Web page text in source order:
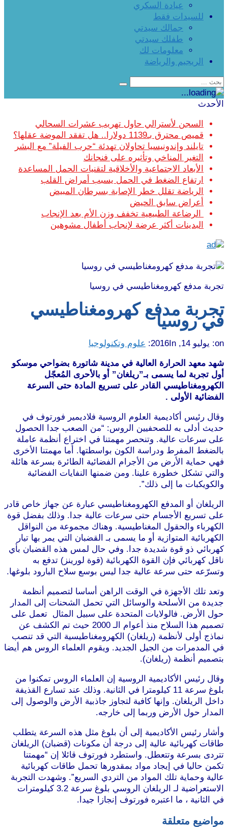
عيادة السكري
للسيدات فقط
جمالك سيدتي
طفلك سيدتي
معلومات لك
الريجيم والرياضة
الأحدث
السجن لأسترالي حاول تهريب عشرات السحالي
قميص محترق بـ1139 دولارا.. هل تفقد الموضة عقلها؟
تايلند وإندونيسيا تحاولان تهدئة “حرب الفيلة” مع البشر
التغير المناخي وتأثيره على فنجانك
الأبعاد الاجتماعية والأخلاقية لتقنيات الحمل المساعدة
ارتفاع الضغط في الحمل يسبب أمراض القلب
الرياضة تقلل خطر الإصابة بسرطان المبيض
أعراض سابق الحيض
الرضاعة الطبيعية تخفف وزن الأم بعد الإنجاب
البدينات أكثر عرضة لإنجاب أطفال مشوهين
تجربة مدفع كهرومغناطيسي في روسيا
تجربة مدفع كهرومغناطيسي
في روسيا
on: يوليو 14, 2016 In: علوم وتكنولوجيا
شهد معهد الحرارة العالية في مدينة شاتورة بضواحي موسكو
أول تجربة لما يسمى بـ”ريلغان” أو بالأحرى المُعجّل
الكهرومغناطيسي القادر على تسريع المادة حتى السرعة
الفضائية الأولى .
وقال رئيس أكاديمية العلوم الروسية فلاديمير فورتوف في
حديث أدلى به للصحفيين الروس: “من الصعب جدا الحصول
على سرعات عالية. وتنحصر مهمتنا في اختراع أنظمة عاملة
بالضغط المفرط ودراسة الكون بواسطتها. أما مهمتنا الأخرى
فهي حماية الأرض من الأجرام الفضائية الطائرة بسرعة هائلة
والتي تشكل خطورة علينا. ومن ضمنها النفايات الفضائية
والكويكبات ما إلى ذلك”.
الريلغان أو المدفع الكهرومغناطيسي عبارة عن جهاز خاص قادر
على تسريع الأجسام حتى سرعات عالية جدا. وذلك بفضل قوة
الكهرباء والحقول المغناطيسية. وهناك مجموعة من النواقل
الكهربائية المتوازية أو ما يسمى بـ القضبان التي يمر بها تيار
كهربائي ذو قوة شديدة جدا. وفي حال لمس هذه القضبان بأي
ناقل كهربائي فإن القوة الكهربائية (قوة لورينز) تدفع به
وتسرّعه حتى سرعة عالية جدا ليس بوسع سلاح البارود بلوغها.
وتعد تلك الأجهزة في الوقت الراهن أساسا لتصميم أنظمة
جديدة من الأسلحة والوسائل التي تحمل الشحنات إلى المدار
حول الأرض. فالولايات المتحدة على سبيل المثال تعمل على
تصميم هذا السلاح منذ أعوام الـ 2000 حيث تم الكشف عن
نماذج أولى لأنظمة (ريلغان) الكهرومغناطيسية التي قد تنصب
في المدمرات من الجيل الجديد. ويقوم العلماء الروس هم أيضا
بتصميم أنظمة (ريلغان).
وقال رئيس الأكاديمية الروسية إن العلماء الروس تمكنوا من
بلوغ سرعة 11 كيلومترا في الثانية. وذلك عند تسارع القذيفة
داخل الريلغان. وإنها كافية لتجاوز جاذبية الأرض والوصول إلى
المدار حول الأرض وربما إلى خارجه.
وأشار رئيس الأكاديمية إلى أن بلوغ مثل هذه السرعة يتطلب
طاقات كهربائية عالية إلى درجة أن مكونات (قضبان) الريلغان
تتردى بسرعة وتتعطل. واستطرد فورتوف قائلا إن “مهمتنا
تكمن حاليا في إيجاد مواد بمقدورها تحمل طاقات كهربائية
عالية وحماية تلك المواد من التردي السريع”. وشهدت التجربة
الاستعراضية لـ الريلغان الروسي بلوغ سرعة 3.2 كيلومترات
في الثانية ، ما اعتبره فورتوف إنجازا جيدا.
مواضيع متعلقة